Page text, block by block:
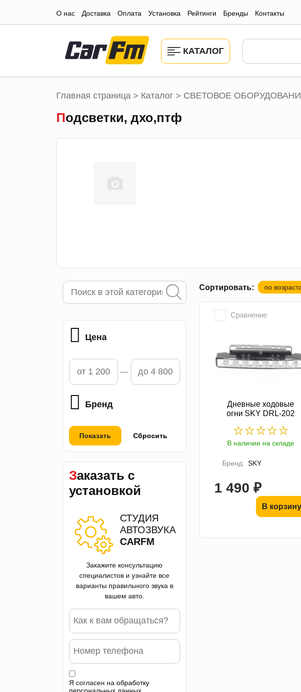
О нас Доставка Оплата Установка Рейтинги Бренды Контакты
КАТАЛОГ
Главная страница > Каталог > СВЕТОВОЕ
Подсветки, дхо,птф
Цена
Бренд
Показать Сбросить
Заказать с
установкой
СТУДИЯ
АВТОЗВУКА
CARFM
Закажите консультацию
специалистов и узнайте все
варианты правильного звука в
вашем авто.
Я согласен на обработку
Сортировать: по
Сравнение
Дневные ходовые
огни SKY DRL-202
В наличии на складе
Бренд: SKY
1 490 ₽
В корзину